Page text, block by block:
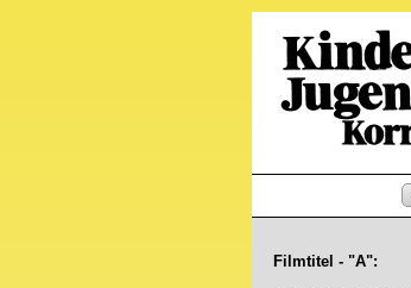
Filmtitel - "A":